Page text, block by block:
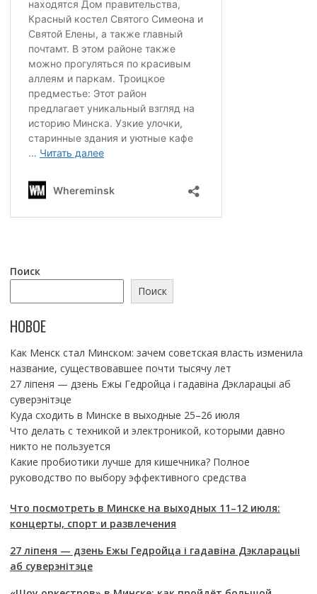
Поиск
Поиск
НОВОЕ
Как Менск стал Минском: зачем советская власть изменила
название, существовавшее почти тысячу лет
27 ліпеня — дзень Ежы Гедройца і гадавіна Дэкларацыі аб
суверэнітэце
Куда сходить в Минске в выходные 25–26 июля
Что делать с техникой и электроникой, которыми давно
никто не пользуется
Какие пробиотики лучше для кишечника? Полное
руководство по выбору эффективного средства
Что посмотреть в Минске на выходных 11–12 июля:
концерты, спорт и развлечения
27 ліпеня — дзень Ежы Гедройца і гадавіна Дэкларацыі
аб суверэнітэце